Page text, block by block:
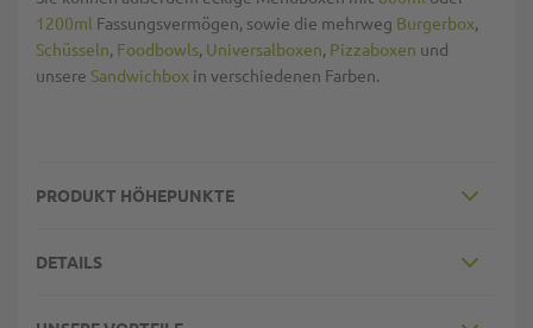
1200ml Fassungsvermögen, sowie die mehrweg Burgerbox,
Schüsseln, Foodbowls, Universalboxen, Pizzaboxen und
unsere Sandwichbox in verschiedenen Farben.
PRODUKT HÖHEPUNKTE
DETAILS